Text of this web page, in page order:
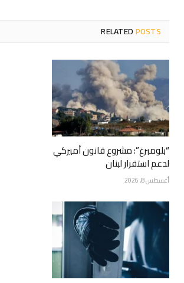
RELATEDPOSTS
“بلومبرغ”: مشروع قانون أميركي
لدعم استقرار لبنان
أغسطس 8, 2026